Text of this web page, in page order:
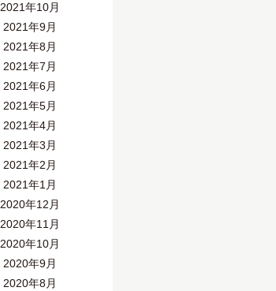
2021年10月
2021年9月
2021年8月
2021年7月
2021年6月
2021年5月
2021年4月
2021年3月
2021年2月
2021年1月
2020年12月
2020年11月
2020年10月
2020年9月
2020年8月